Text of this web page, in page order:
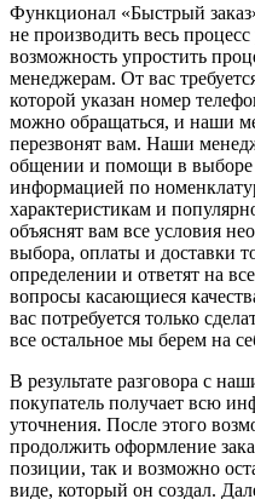
Функционал «Быстрый
не производить весь
возможность упростить
менеджерам. От вас
которой указан номер
можно обращаться, и наши
перезвонят вам. Наши
общении и помощи в выборе
информацией по
характеристикам и
объяснят вам все условия
выбора, оплаты и доставки
определении и ответят на
вопросы касающиеся
вас потребуется только
все остальное мы берем на
В результате разговора с
покупатель получает всю
уточнения. После этого
продолжить оформление
позиции, так и возможно
виде, который он создал.